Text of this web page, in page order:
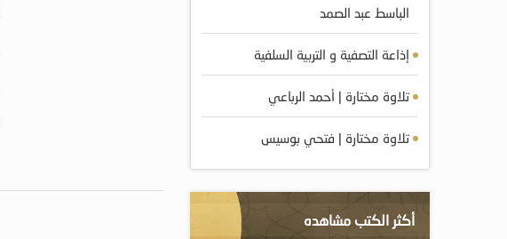
الباسط عبد الصمد
إذاعة التصفية و التربية السلفية
تلاوة مختارة | أحمد الرباعي
تلاوة مختارة | فتحي بوسيس
أكثر الكتب مشاهده